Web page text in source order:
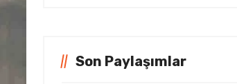
Son Paylaşımlar